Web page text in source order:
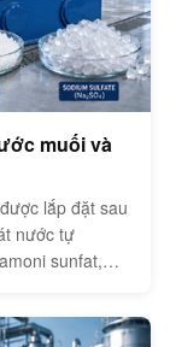
muối và
lắp đặt sau
nước tự
sunfat,
Bánh pha lê